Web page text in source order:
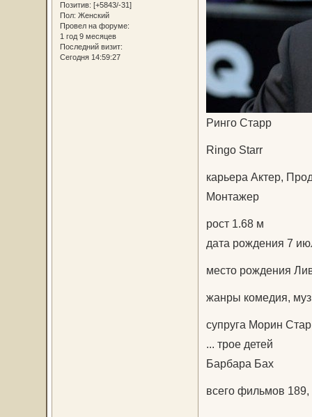
Позитив: [+5843/-31]
Пол: Женский
Провел на форуме:
1 год 9 месяцев
Последний визит:
Сегодня 14:59:27
Ринго Старр
Ringo Starr
карьера Актер,
Монтажер
рост 1.68 м
дата рождения 7
место рождения
жанры комедия,
супруга Морин
... трое детей
Барбара Бах
всего фильмов